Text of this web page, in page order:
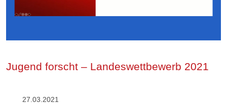
Jugend forscht – Landeswettbewerb 2021
27.03.2021